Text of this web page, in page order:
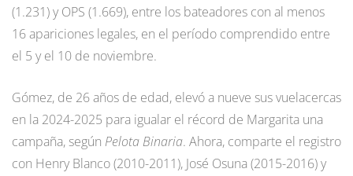
(1.231) y OPS (1.669), entre los bateadores con al menos
16 apariciones legales, en el período comprendido entre
el 5 y el 10 de noviembre.
Gómez, de 26 años de edad, elevó a nueve sus vuelacercas
en la 2024-2025 para igualar el récord de Margarita una
campaña, según Pelota Binaria. Ahora, comparte el registro
con Henry Blanco (2010-2011), José Osuna (2015-2016) y